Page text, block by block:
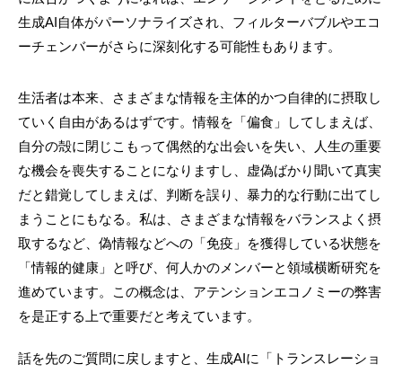
生成AI自体がパーソナライズされ、フィルターバブルやエコ
ーチェンバーがさらに深刻化する可能性もあります。
生活者は本来、さまざまな情報を主体的かつ自律的に摂取し
ていく自由があるはずです。情報を「偏食」してしまえば、
自分の殻に閉じこもって偶然的な出会いを失い、人生の重要
な機会を喪失することになりますし、虚偽ばかり聞いて真実
だと錯覚してしまえば、判断を誤り、暴力的な行動に出てし
まうことにもなる。私は、さまざまな情報をバランスよく摂
取するなど、偽情報などへの「免疫」を獲得している状態を
「情報的健康」と呼び、何人かのメンバーと領域横断研究を
進めています。この概念は、アテンションエコノミーの弊害
を是正する上で重要だと考えています。
話を先のご質問に戻しますと、生成AIに「トランスレーショ